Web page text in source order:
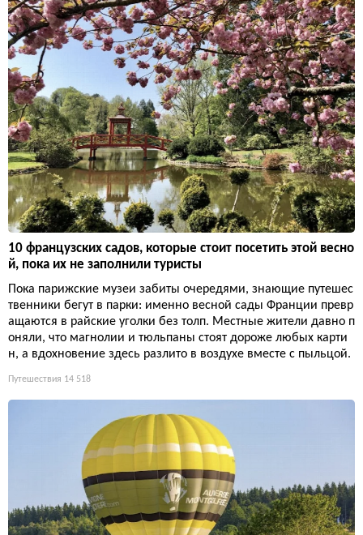
10 французских садов, которые стоит посетить этой весно
й, пока их не заполнили туристы
Пока парижские музеи забиты очередями, знающие путешес
твенники бегут в парки: именно весной сады Франции превр
ащаются в райские уголки без толп. Местные жители давно п
оняли, что магнолии и тюльпаны стоят дороже любых карти
н, а вдохновение здесь разлито в воздухе вместе с пыльцой.
Путешествия 14 518